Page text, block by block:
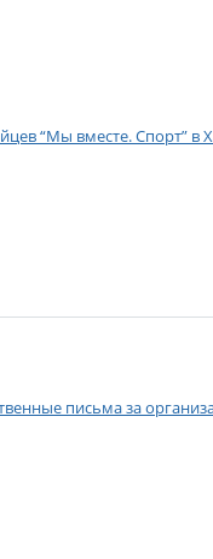
“Мы вместе. Спорт” в
письма за